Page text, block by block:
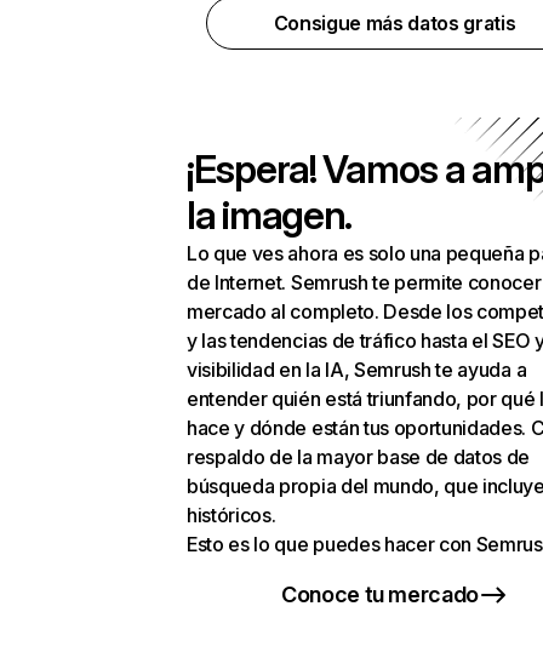
Consigue más datos gratis
¡Espera! Vamos a
la imagen.
Lo que ves ahora es solo una pequeña
de Internet. Semrush te permite
mercado al completo. Desde los
y las tendencias de tráfico hasta el SEO
visibilidad en la IA, Semrush te ayuda a
entender quién está triunfando, por qué
hace y dónde están tus oportunidades.
respaldo de la mayor base de datos de
búsqueda propia del mundo, que
históricos.
Esto es lo que puedes hacer con
Conoce tu mercado